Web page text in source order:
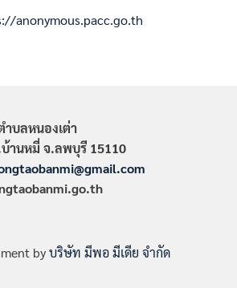
anonymous.pacc.go.th
บลหนองเต่า
านหมี่ จ.ลพบุรี 15110
byบริษัท มีพอ มีเดีย จำกัด